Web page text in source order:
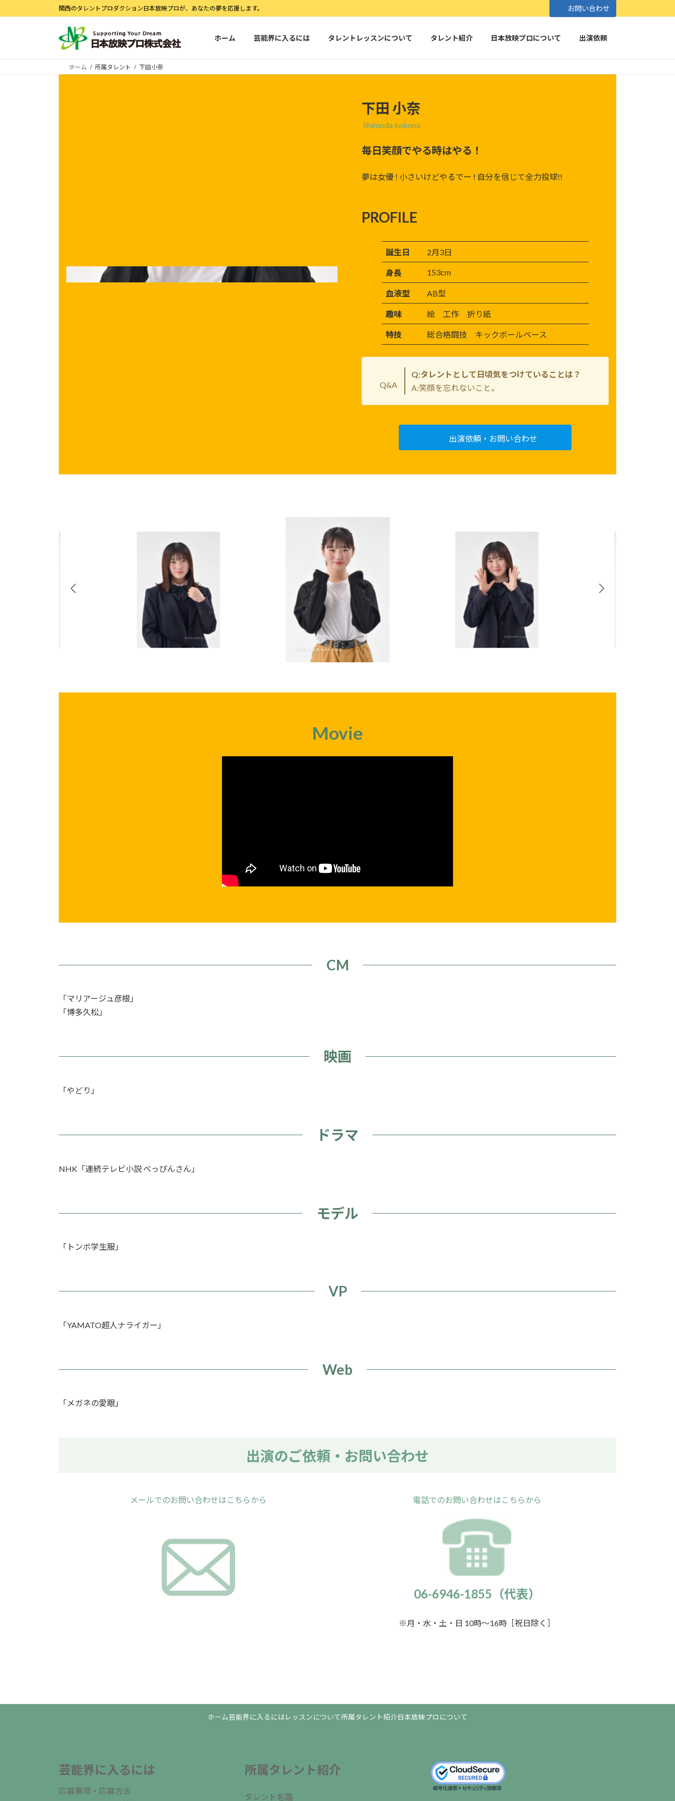
ン
ビ
関西のタレントプロダクション日本放映プロが、あなたの夢を応援します。 お問い合わせ
ホーム 芸能界に入るには タレントレッスンについて タレント紹介 日本放映プロについて 出演依頼
ホーム 所属タレント 下田小奈
下田 小奈
Shimoda kokona
毎日笑顔でやる時はやる！
夢は女優 ! 小さいけどやるでー ! 自分を信じて全力投球!!
PROFILE
誕生日 2月3日
身長 153cm
血液型 AB型
趣味 絵 工作 折り紙
特技 総合格闘技 キックボールベース
Q&A
Q:タレントとして日頃気をつけていることは？
A:笑顔を忘れないこと。
出演依頼・お問い合わせ
Movie
CM
「マリアージュ彦根」
「博多久松」
映画
「やどり」
ドラマ
NHK「連続テレビ小説 べっぴんさん」
モデル
「トンボ学生服」
VP
「YAMATO超人ナライガー」
Web
「メガネの愛眼」
出演のご依頼・お問い合わせ
メールでのお問い合わせはこちらから 電話でのお問い合わせはこちらから
06-6946-1855（代表）
※月・水・土・日 10時～16時［祝日除く］
ホーム芸能界に入るにはレッスンについて所属タレント紹介日本放映プロについて
芸能界に入るには
応募要項・応募方法
所属タレント紹介
タレント名鑑